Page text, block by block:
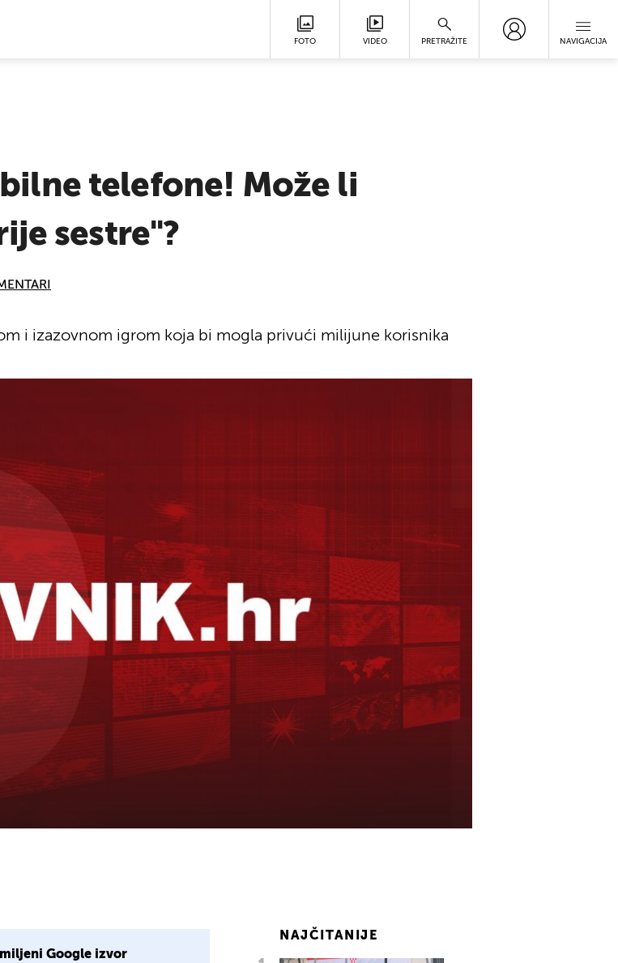
FOTO VIDEO PRETRAŽITE NAVIGACIJA
telefone! Može li
sestre''?
i izazovnom igrom koja bi mogla privući milijune korisnika
Google izvor
NAJČITANIJE